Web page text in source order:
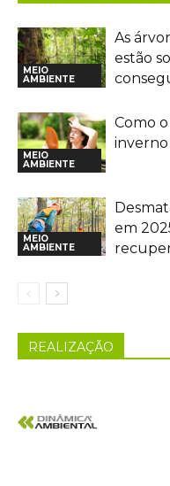
MEIO
AMBIENTE
As
estão
MEIO
AMBIENTE
Como
inverno
MEIO
AMBIENTE
em
REALIZAÇÃO